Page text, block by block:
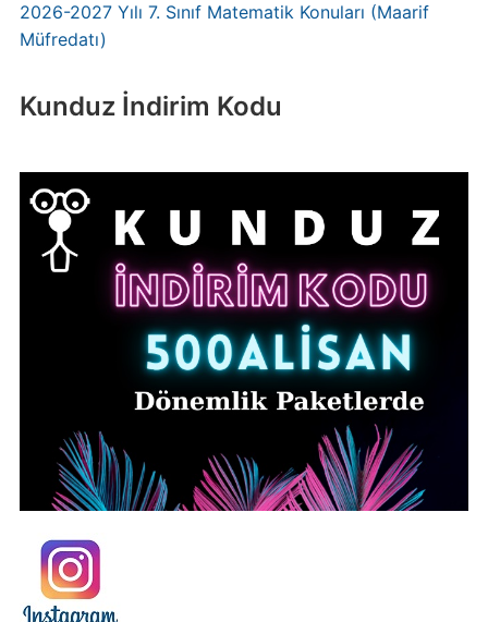
2026-2027 Yılı 7. Sınıf Matematik Konuları (Maarif
Müfredatı)
Kunduz İndirim Kodu